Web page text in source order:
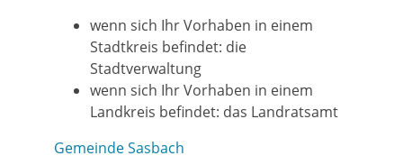
wenn sich Ihr Vorhaben in einem
Stadtkreis befindet: die
Stadtverwaltung
wenn sich Ihr Vorhaben in einem
Landkreis befindet: das Landratsamt
Gemeinde Sasbach